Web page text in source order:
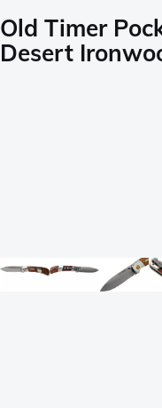
Old Timer
Desert